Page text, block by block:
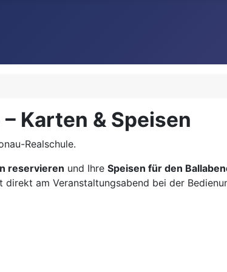
Karten & Speisen
Realschule.
reservieren und Ihre Speisen für den
am Veranstaltungsabend bei der